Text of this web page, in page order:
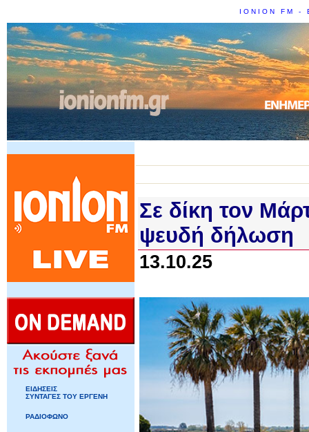
IONION FM -
ΕΙΔΗΣΕΙΣ
ΣΥΝΤΑΓΕΣ ΤΟΥ ΕΡΓΕΝΗ
ΡΑΔΙΟΦΩΝΟ
Σε δίκη τον
ψευδή δήλωση
13.10.25